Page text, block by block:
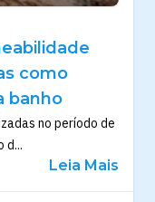
como
banho
no período de
d...
Leia Mais